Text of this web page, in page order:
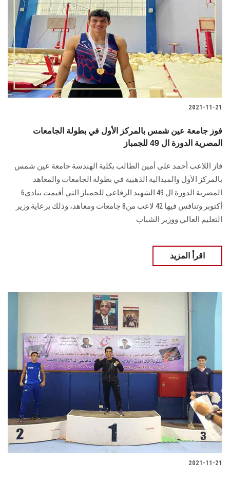
2021-11-21
فوز جامعة عين شمس بالمركز الأول في بطولة الجامعات
المصرية الدورة ال 49 للجمباز
فاز اللاعب أحمد على أمين الطالب بكلية الهندسة جامعة عين شمس
بالمركز الأول والميدالية الذهبية في بطولة الجامعات والمعاهد
المصرية الدورة ال 49 الشهيد الرفاعي للجمباز التي أقيمت بنادي6
أكتوبر وتنافس فيها 42 لاعب من8 جامعات ومعاهد، وذلك برعاية وزير
التعليم العالي ووزير الشباب
اقرأ المزيد
2021-11-21